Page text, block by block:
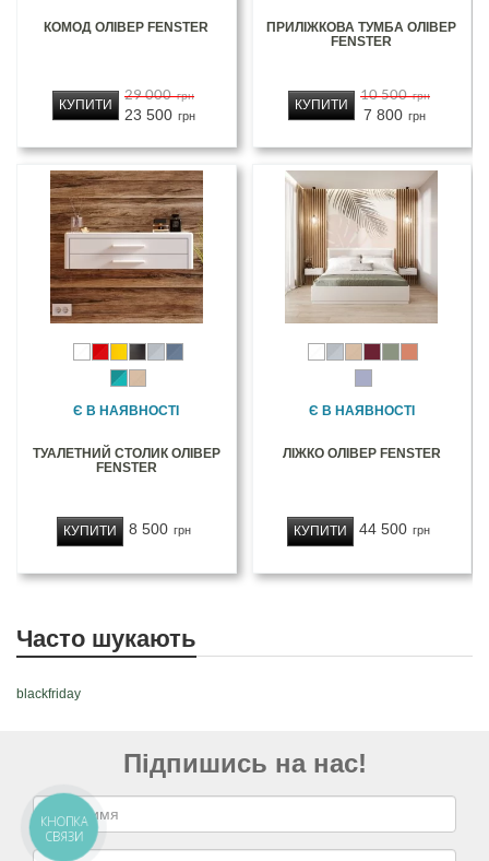
КОМОД ОЛІВЕР FENSTER
29 000 грн
23 500 грн
КУПИТИ
ПРИЛІЖКОВА ТУМБА ОЛІВЕР
FENSTER
10 500 грн
7 800 грн
КУПИТИ
Є В НАЯВНОСТІ
ТУАЛЕТНИЙ СТОЛИК ОЛІВЕР
FENSTER
8 500 грн
КУПИТИ
Є В НАЯВНОСТІ
ЛІЖКО ОЛІВЕР FENSTER
44 500 грн
КУПИТИ
Часто шукають
blackfriday
Підпишись на нас!
КНОПКА
СВЯЗИ